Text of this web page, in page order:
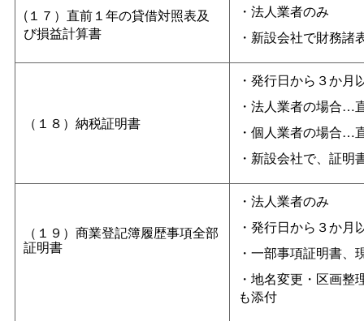
(１７）直前１年の貸借対照表及
び損益計算書
・法人業者のみ
・新設会社で財務
（１８）納税証明書
・発行日から３か月
・法人業者の場合…
・個人業者の場合…
・新設会社で、証
（１９）商業登記簿履歴事項全部
証明書
・法人業者のみ
・発行日から３か
・一部事項証明書
・地名変更・区画
も添付